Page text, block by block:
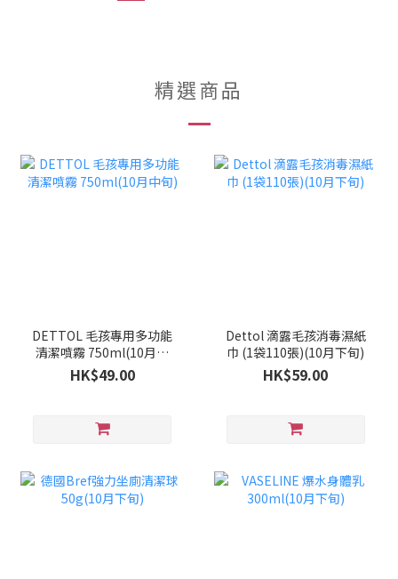
精選商品
DETTOL 毛孩專用多功能
清潔噴霧 750ml(10月中
旬)
HK$49.00
Dettol 滴露毛孩消毒濕紙
巾 (1袋110張)(10月下旬)
HK$59.00